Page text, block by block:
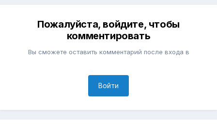
Пожалуйста, войдите, чтобы
комментировать
Вы сможете оставить комментарий после входа в
Войти